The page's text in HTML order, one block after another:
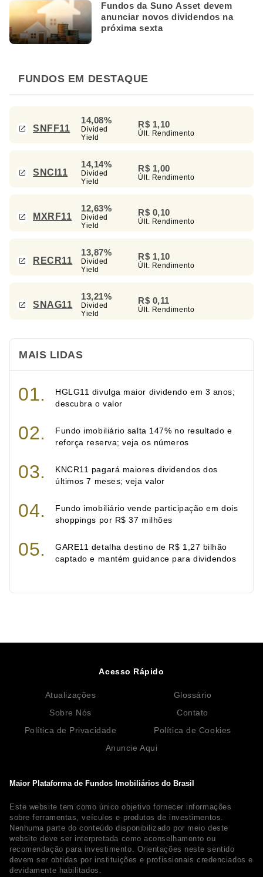
Fundos da Suno Asset devem
anunciar novos dividendos na
próxima sexta
FUNDOS EM DESTAQUE
SNFF11
14,08%
Divided
Yield
R$ 1,10
Últ. Rendimento
SNCI11
14,14%
Divided
Yield
R$ 1,00
Últ. Rendimento
MXRF11
12,63%
Divided
Yield
R$ 0,10
Últ. Rendimento
RECR11
13,87%
Divided
Yield
R$ 1,10
Últ. Rendimento
SNAG11
13,21%
Divided
Yield
R$ 0,11
Últ. Rendimento
MAIS LIDAS
HGLG11 divulga maior dividendo em 3 anos;
descubra o valor
Fundo imobiliário salta 147% no resultado e
reforça reserva; veja os números
KNCR11 pagará maiores dividendos dos
últimos 7 meses; veja valor
Fundo imobiliário vende participação em dois
shoppings por R$ 37 milhões
GARE11 detalha destino de R$ 1,27 bilhão
captado e mantém guidance para dividendos
Maior Plataforma de Fundos Imobiliários do Brasil
Este website tem como único objetivo fornecer informações
sobre ferramentas, veículos e produtos de investimentos.
Nenhuma parte do conteúdo disponibilizado por meio deste
website deve ser interpretada como aconselhamento ou
recomendação para investimento. Orientações neste sentido
devem ser obtidas por instituições e profissionais credenciados e
devidamente habilitados.
Acesso Rápido
Atualizações
Glossário
Sobre Nós
Contato
Política de Privacidade
Política de Cookies
Anuncie Aqui